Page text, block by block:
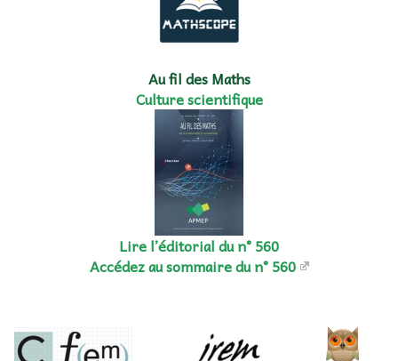
Au fil des Maths
Culture scientifique
Lire l’éditorial du n° 560
Accédez au sommaire du n° 560